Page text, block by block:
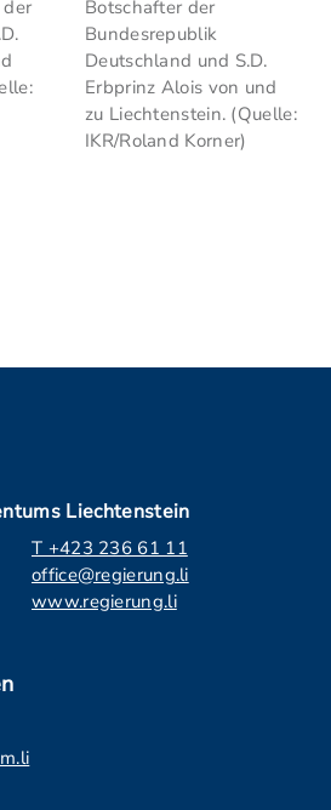
Botschafter der
Bundesrepublik
Deutschland und S.D.
Erbprinz Alois von und
zu Liechtenstein. (Quelle:
IKR/Roland Korner)
Liechtenstein
T +423 236 61 11
office@regierung.li
www.regierung.li